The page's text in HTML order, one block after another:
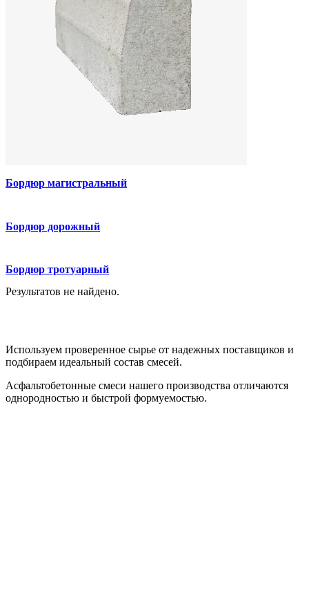
Бордюр магистральный
Бордюр дорожный
Бордюр тротуарный
Результатов не найдено.
Используем проверенное сырье от надежных поставщиков и
подбираем идеальный состав смесей.
Асфальтобетонные смеси нашего производства отличаются
однородностью и быстрой формуемостью.